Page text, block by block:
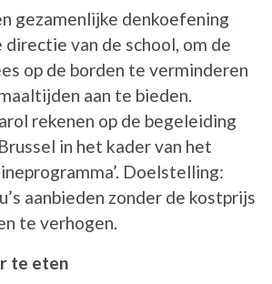
gezamenlijke denkoefening
van de school, om de
op de borden te verminderen
aan te bieden.
rekenen op de begeleiding
in het kader van het
Doelstelling:
aanbieden zonder de kostprijs
te verhogen.
te eten